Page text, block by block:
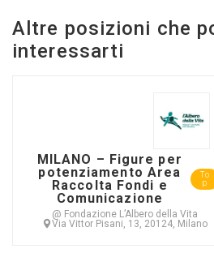
Altre posizioni che
interessarti
MILANO – Figure per
potenziamento Area
Raccolta Fondi e
Comunicazione
To
p
@ Fondazione L’Albero della Vita
Via Vittor Pisani, 13, 20124, Milano